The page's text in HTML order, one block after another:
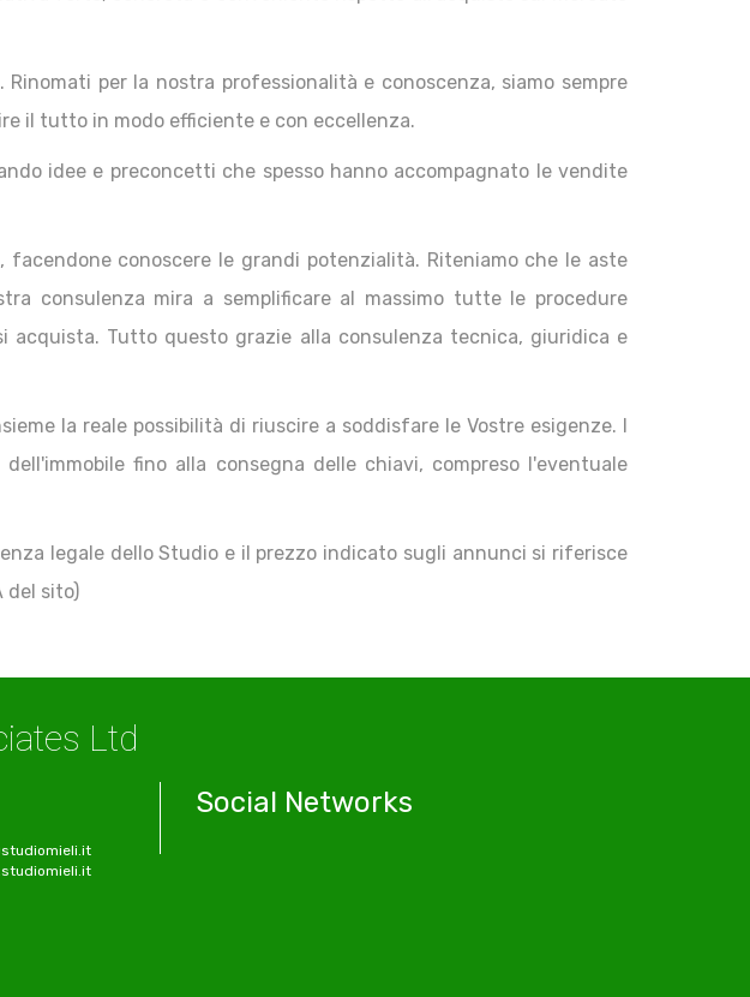
per la nostra professionalità e conoscenza, siamo sempre
il tutto in modo efficiente e con eccellenza.
idee e preconcetti che spesso hanno accompagnato le vendite
conoscere le grandi potenzialità. Riteniamo che le aste
consulenza mira a semplificare al massimo tutte le procedure
Tutto questo grazie alla consulenza tecnica, giuridica e
la reale possibilità di riuscire a soddisfare le Vostre esigenze. I
fino alla consegna delle chiavi, compreso l'eventuale
legale dello Studio e il prezzo indicato sugli annunci si riferisce
del sito)
Ltd
Social Networks